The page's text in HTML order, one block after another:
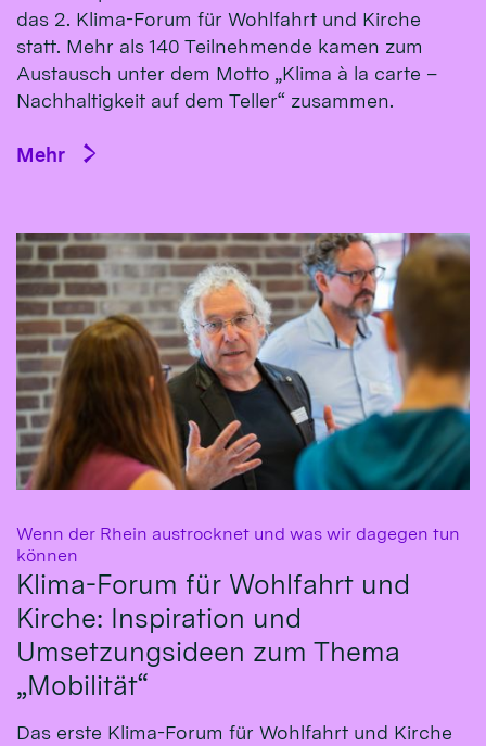
das 2. Klima-Forum für Wohlfahrt und Kirche
statt. Mehr als 140 Teilnehmende kamen zum
Austausch unter dem Motto „Klima à la carte –
Nachhaltigkeit auf dem Teller“ zusammen.
Mehr
Wenn der Rhein austrocknet und was wir dagegen tun
können
Klima-Forum für Wohlfahrt und
Kirche: Inspiration und
Umsetzungsideen zum Thema
„Mobilität“
Das erste Klima-Fo­rum für Wohl­fahrt und Kirche